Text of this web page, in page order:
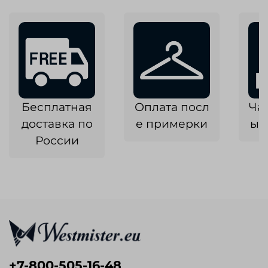
Бесплатная
доставка по
России
Оплата посл
е примерки